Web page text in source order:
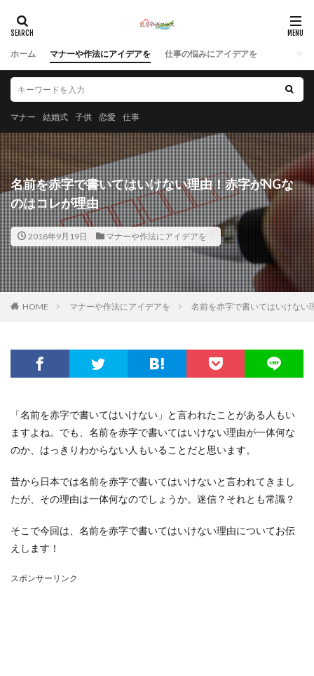
ホーム マナーや作法にアイデアを 仕事の悩みにアイデアを
マナー 結婚式 子供 恋愛 仕事
名前を赤字で書いてはいけない理由！赤字がNGな
のはコレが理由
2018年9月19日 マナーや作法にアイデアを
HOME マナーや作法にアイデアを 名前を赤字で書いてはいけない
「名前を赤字で書いてはいけない」と言われたことがある人もい
ますよね。でも、名前を赤字で書いてはいけない理由が一体何な
のか、はっきりわからない人もいることだと思います。
昔から日本では名前を赤字で書いてはいけないと言われてきまし
たが、その理由は一体何なのでしょうか。迷信？それとも常識？
そこで今回は、名前を赤字で書いてはいけない理由についてお伝
えします！
スポンサーリンク